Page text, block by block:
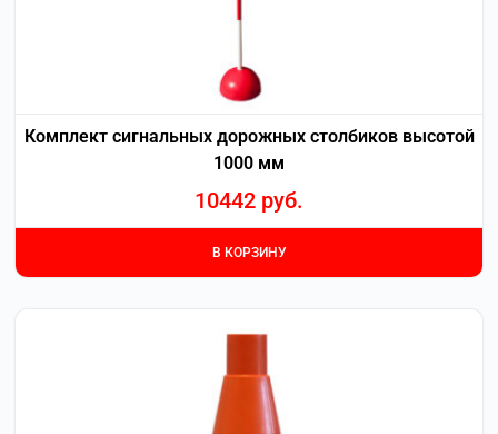
Комплект сигнальных дорожных столбиков высотой
1000 мм
10442 руб.
В КОРЗИНУ